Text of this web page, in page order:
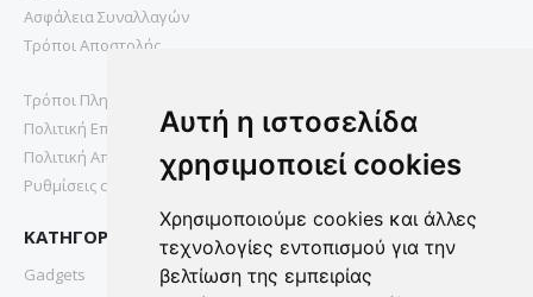
Αυτή η ιστοσελίδα
χρησιμοποιεί cookies
Χρησιμοποιούμε cookies και άλλες
τεχνολογίες εντοπισμού για την
βελτίωση της εμπειρίας
Ασφάλεια Συναλλαγών
Τρόποι Αποστολής
Τρόποι Πληρωμής
Πολιτική Επιστροφών
Πολιτική Απορρήτου
Ρυθμίσεις cookies
ΚΑΤΗΓΟΡΙΕΣ
Gadgets